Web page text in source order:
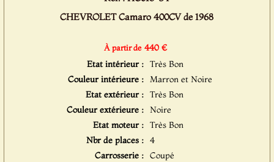
CHEVROLET Camaro 400CV de 1968
À partir de 440 €
Etat intérieur : Très Bon
Couleur intérieure : Marron et Noire
Etat extérieur : Très Bon
Couleur extérieure : Noire
Etat moteur : Très Bon
Nbr de places : 4
Carrosserie : Coupé